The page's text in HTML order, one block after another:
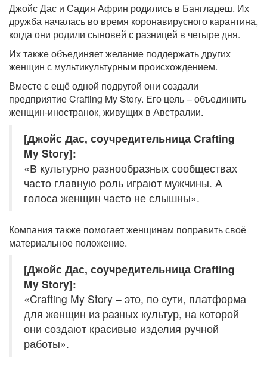
Джойс Дас и Садия Африн родились в Бангладеш. Их
дружба началась во время коронавирусного карантина,
когда они родили сыновей с разницей в четыре дня.
Их также объединяет желание поддержать других
женщин с мультикультурным происхождением.
Вместе с ещё одной подругой они создали
предприятие Crafting My Story. Его цель – объединить
женщин-иностранок, живущих в Австралии.
[Джойс Дас, соучредительница Crafting
My Story]:
«В культурно разнообразных сообществах
часто главную роль играют мужчины. А
голоса женщин часто не слышны».
Компания также помогает женщинам поправить своё
материальное положение.
[Джойс Дас, соучредительница Crafting
My Story]:
«Crafting My Story – это, по сути, платформа
для женщин из разных культур, на которой
они создают красивые изделия ручной
работы».